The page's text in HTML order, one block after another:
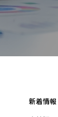
新着情報